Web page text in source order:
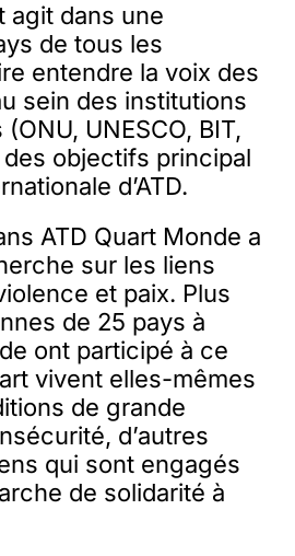
agit dans une
de tous les
entendre la voix des
sein des institutions
UNESCO, BIT,
objectifs principal
d’ATD.
ATD Quart Monde a
sur les liens
et paix. Plus
de 25 pays à
ont participé à ce
vivent elles-mêmes
de grande
d’autres
qui sont engagés
de solidarité à